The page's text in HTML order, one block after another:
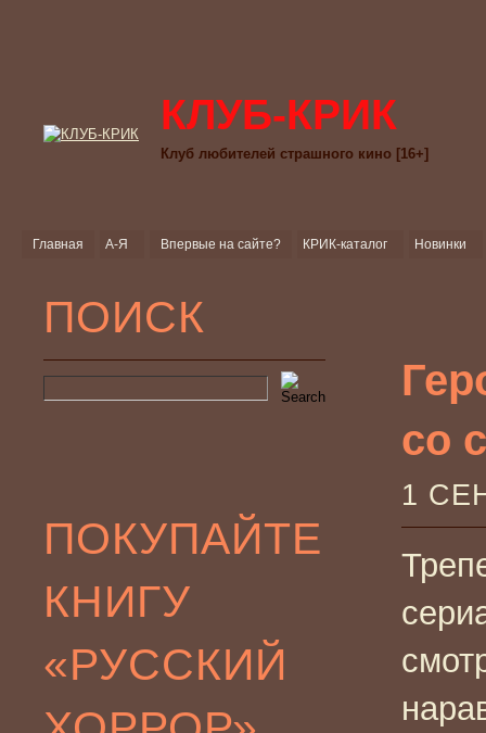
КЛУБ-КРИК
Клуб любителей страшного кино [16+]
Главная А-Я Впервые на сайте? КРИК-каталог Новинки
ПОИСК
ПОКУПАЙТЕ
КНИГУ
«РУССКИЙ
со
1